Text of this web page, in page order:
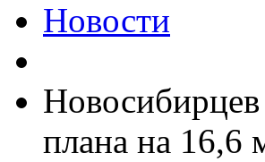
Новости
плана на 16,6